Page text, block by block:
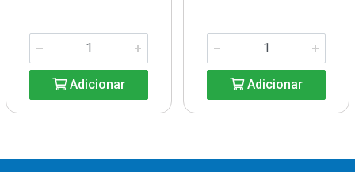
Adicionar Adicionar